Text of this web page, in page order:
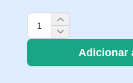
Capa
de
Fleece
Adicionar